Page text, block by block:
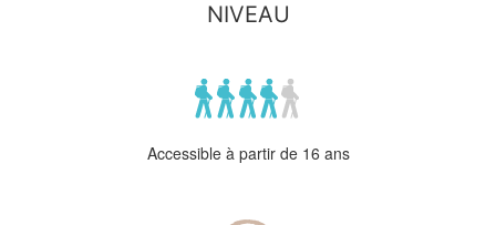
NIVEAU
Accessible à partir de 16 ans